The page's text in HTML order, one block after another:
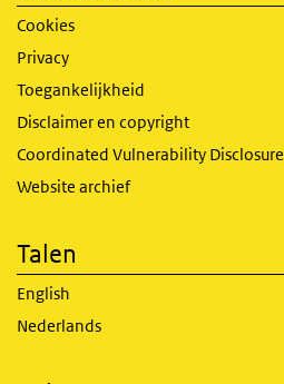
Cookies
Privacy
Toegankelijkheid
Disclaimer en copyright
Coordinated Vulnerability Disclosure
Website archief
Talen
English
Nederlands